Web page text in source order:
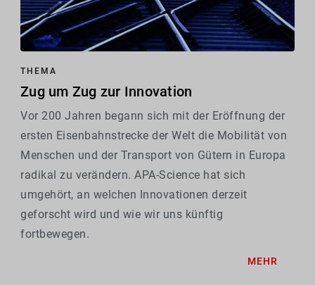
THEMA
Zug um Zug zur Innovation
Vor 200 Jahren begann sich mit der Eröffnung der
ersten Eisenbahnstrecke der Welt die Mobilität von
Menschen und der Transport von Gütern in Europa
radikal zu verändern. APA-Science hat sich
umgehört, an welchen Innovationen derzeit
geforscht wird und wie wir uns künftig
fortbewegen.
MEHR